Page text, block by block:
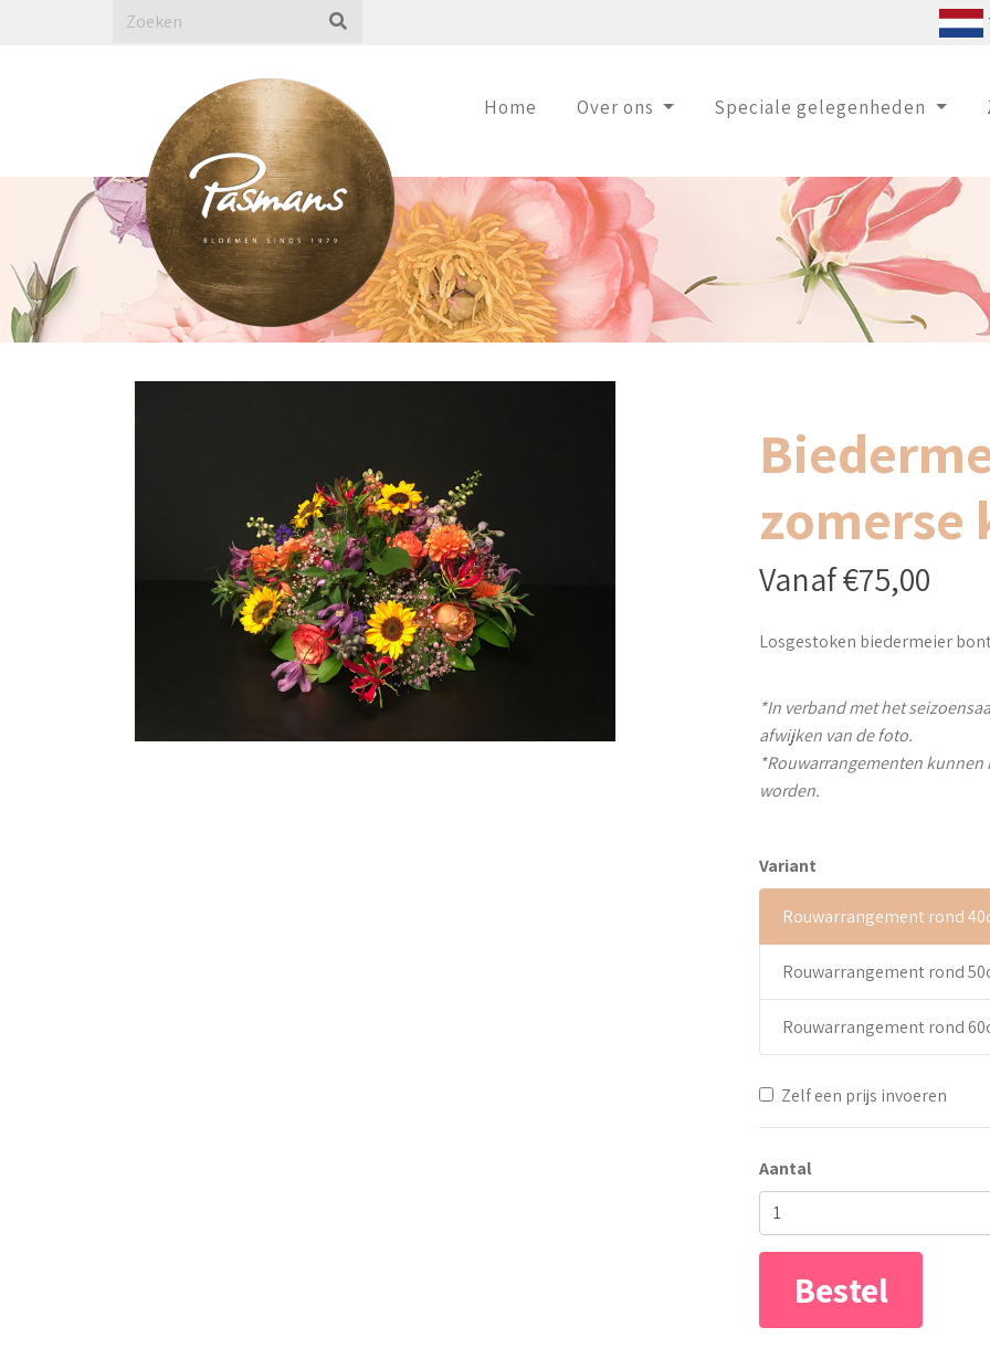
Home Over ons Speciale gelegenheden
zomerse
Vanaf €75,00
Losgestoken biedermeier
*In verband met het
afwijken van de foto.
*Rouwarrangementen
worden.
Variant
Rouwarrangement rond
Rouwarrangement rond
Rouwarrangement rond
Zelf een prijs invoeren
Aantal
Bestel